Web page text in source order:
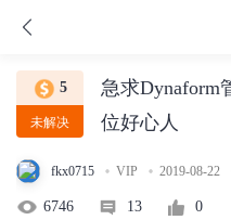
5
未解决
急求Dynaform
位好心人
fkx0715 VIP 2019-08-22
6746 13 0